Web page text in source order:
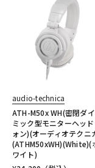
audio-technica
ATH-M50x WH(密閉ダ
ミック型モニターヘッ
ォン)(オーディオテクニ
(ATHM50xWH)(White)(
ワイト)